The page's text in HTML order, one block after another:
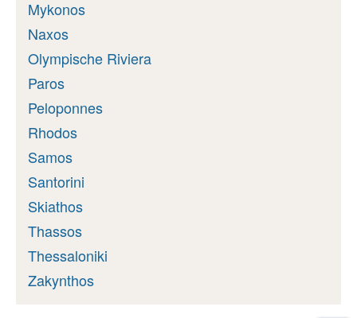
Mykonos
Naxos
Olympische Riviera
Paros
Peloponnes
Rhodos
Samos
Santorini
Skiathos
Thassos
Thessaloniki
Zakynthos